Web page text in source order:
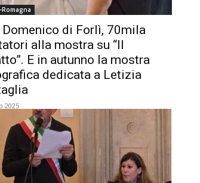
Romagna
Domenico di Forlì, 70mila
alla mostra su “Il
E in autunno la mostra
dedicata a Letizia
2025